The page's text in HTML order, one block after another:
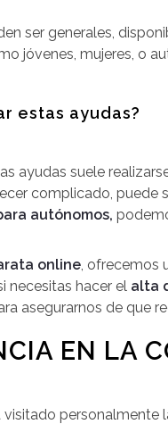
ser generales,
jóvenes, mujeres, o
estas ayudas?
ayudas suele
complicado, puede
autónomos,
online, ofrecemos
necesitas hacer el alta
asegurarnos de que
EN LA
visitado